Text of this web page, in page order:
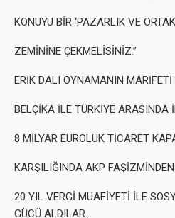
KONUYU BİR ‘PAZARLIK VE
ZEMİNİNE ÇEKMELİSİNİZ.”
ERİK DALI OYNAMANIN MARİFETİ
BELÇİKA İLE TÜRKİYE
8 MİLYAR EUROLUK TİCARET
KARŞILIĞINDA AKP FAŞİZMİNDEN
20 YIL VERGİ MUAFİYETİ İLE
GÜCÜ ALDILAR…